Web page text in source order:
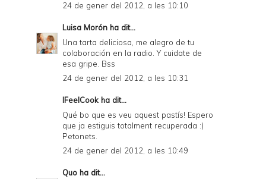
24 de gener del 2012, a les 10:10
Luisa Morón ha dit...
Una tarta deliciosa, me alegro de tu
colaboración en la radio. Y cuidate de
esa gripe. Bss
24 de gener del 2012, a les 10:31
IFeelCookha dit...
Qué bo que es veu aquest pastís! Espero
que ja estiguis totalment recuperada :)
Petonets.
24 de gener del 2012, a les 10:49
Quo ha dit...